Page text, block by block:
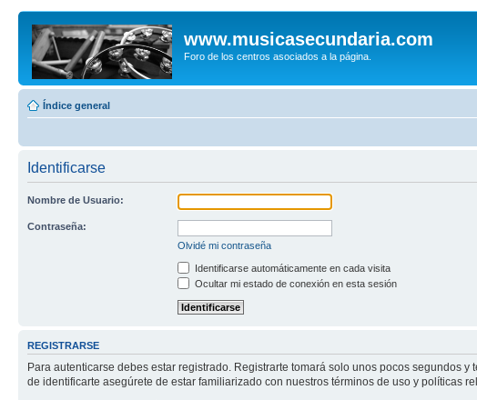
www.musicasecundaria.com
Foro de los centros asociados a la página.
Índice general
Identificarse
Nombre de Usuario:
Contraseña:
Olvidé mi contraseña
Identificarse automáticamente en cada visita
Ocultar mi estado de conexión en esta sesión
REGISTRARSE
Para autenticarse debes estar registrado. Registrarte tomará solo unos pocos segundos
de identificarte asegúrete de estar familiarizado con nuestros términos de uso y políticas